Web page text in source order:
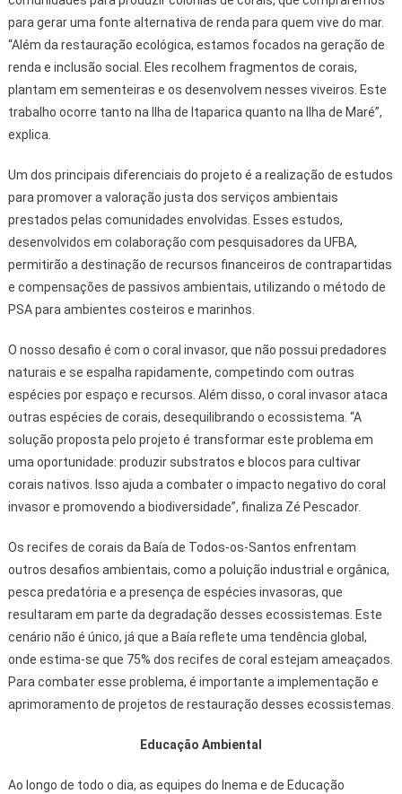
para gerar uma fonte alternativa de renda para quem vive do mar.
“Além da restauração ecológica, estamos focados na geração de
renda e inclusão social. Eles recolhem fragmentos de corais,
plantam em sementeiras e os desenvolvem nesses viveiros. Este
trabalho ocorre tanto na Ilha de Itaparica quanto na Ilha de Maré”,
explica.
Um dos principais diferenciais do projeto é a realização de estudos
para promover a valoração justa dos serviços ambientais
prestados pelas comunidades envolvidas. Esses estudos,
desenvolvidos em colaboração com pesquisadores da UFBA,
permitirão a destinação de recursos financeiros de contrapartidas
e compensações de passivos ambientais, utilizando o método de
PSA para ambientes costeiros e marinhos.
O nosso desafio é com o coral invasor, que não possui predadores
naturais e se espalha rapidamente, competindo com outras
espécies por espaço e recursos. Além disso, o coral invasor ataca
outras espécies de corais, desequilibrando o ecossistema. “A
solução proposta pelo projeto é transformar este problema em
uma oportunidade: produzir substratos e blocos para cultivar
corais nativos. Isso ajuda a combater o impacto negativo do coral
invasor e promovendo a biodiversidade”, finaliza Zé Pescador.
Os recifes de corais da Baía de Todos-os-Santos enfrentam
outros desafios ambientais, como a poluição industrial e orgânica,
pesca predatória e a presença de espécies invasoras, que
resultaram em parte da degradação desses ecossistemas. Este
cenário não é único, já que a Baía reflete uma tendência global,
onde estima-se que 75% dos recifes de coral estejam ameaçados.
Para combater esse problema, é importante a implementação e
aprimoramento de projetos de restauração desses ecossistemas.
Educação Ambiental
Ao longo de todo o dia, as equipes do Inema e de Educação